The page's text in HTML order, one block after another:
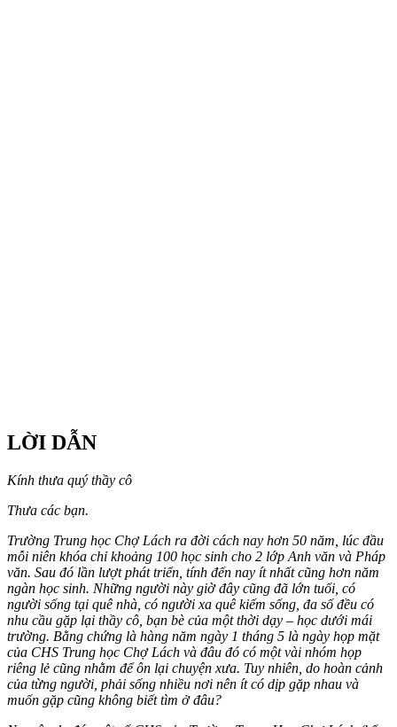
LỜI DẪN
Kính thưa quý thầy cô
Thưa các bạn.
Trường Trung học Chợ Lách ra đời cách nay hơn 50 năm, lúc đầu
mỗi niên khóa chỉ khoảng 100 học sinh cho 2 lớp Anh văn và Pháp
văn. Sau đó lần lượt phát triển, tính đến nay ít nhất cũng hơn năm
ngàn học sinh. Những người này giờ đây cũng đã lớn tuổi, có
người sống tại quê nhà, có người xa quê kiếm sống, đa số đều có
nhu cầu gặp lại thầy cô, bạn bè của một thời dạy – học dưới mái
trường. Bằng chứng là hàng năm ngày 1 tháng 5 là ngày họp mặt
của CHS Trung học Chợ Lách và đâu đó có một vài nhóm họp
riêng lẻ cũng nhằm để ôn lại chuyện xưa. Tuy nhiên, do hoàn cảnh
của từng người, phải sống nhiều nơi nên ít có dịp gặp nhau và
muốn gặp cũng không biết tìm ở đâu?